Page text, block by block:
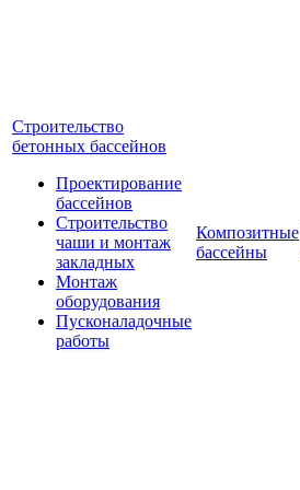
Строительство
бетонных бассейнов
Проектирование
бассейнов
Строительство
чаши и монтаж
закладных
Монтаж
оборудования
Пусконаладочные
работы
Композитные
бассейны